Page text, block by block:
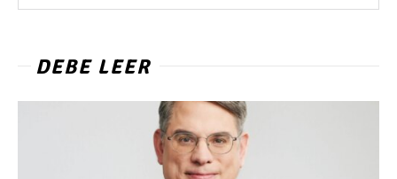
DEBE LEER